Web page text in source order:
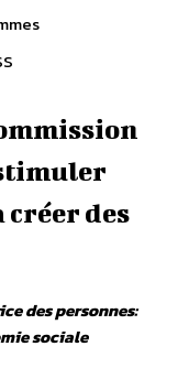
créer des
des personnes:
sociale